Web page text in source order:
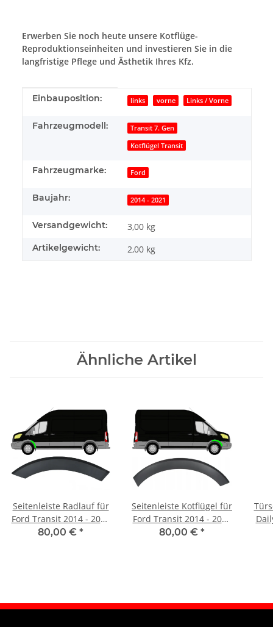
Erwerben Sie noch heute unsere Kotflüge-
Reproduktionseinheiten und investieren Sie in die
langfristige Pflege und Ästhetik Ihres Kfz.
Produkteigenschaft
Wert
Einbauposition: links vorne Links / Vorne
Fahrzeugmodell: Transit 7. Gen
Kotflügel Transit
Fahrzeugmarke: Ford
Baujahr: 2014 - 2021
Versandgewicht: 3,00 kg
Artikelgewicht: 2,00 kg
Ähnliche Artikel
Seitenleiste Radlauf für
Ford Transit 2014 - 2021
vorne links
80,00 € *
Seitenleiste Kotflügel für
Ford Transit 2014 - 2021
vorne rechts
80,00 € *